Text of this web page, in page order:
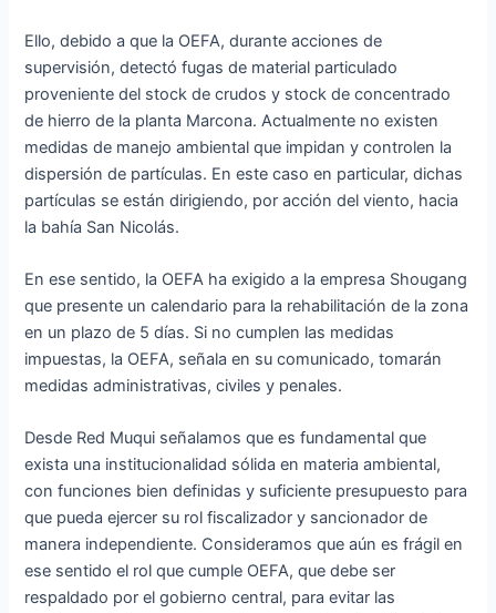
Ello, debido a que la OEFA, durante acciones de
supervisión, detectó fugas de material particulado
proveniente del stock de crudos y stock de concentrado
de hierro de la planta Marcona. Actualmente no existen
medidas de manejo ambiental que impidan y controlen la
dispersión de partículas. En este caso en particular, dichas
partículas se están dirigiendo, por acción del viento, hacia
la bahía San Nicolás.
En ese sentido, la OEFA ha exigido a la empresa Shougang
que presente un calendario para la rehabilitación de la zona
en un plazo de 5 días. Si no cumplen las medidas
impuestas, la OEFA, señala en su comunicado, tomarán
medidas administrativas, civiles y penales.
Desde Red Muqui señalamos que es fundamental que
exista una institucionalidad sólida en materia ambiental,
con funciones bien definidas y suficiente presupuesto para
que pueda ejercer su rol fiscalizador y sancionador de
manera independiente. Consideramos que aún es frágil en
ese sentido el rol que cumple OEFA, que debe ser
respaldado por el gobierno central, para evitar las